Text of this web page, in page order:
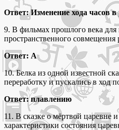
Ответ: Изменение хода часов
9. В фильмах прошлого века
пространственного совмещения
Ответ: А
10. Белка из одной известной
переработку и пускались в ход
Ответ: плавлению
11. В сказке о мёртвой царевне
характеристики состояния